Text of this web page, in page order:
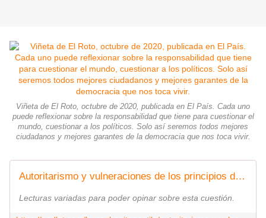
Viñeta de El Roto, octubre de 2020, publicada en El País. Cada uno
puede reflexionar sobre la responsabilidad que tiene para cuestionar el
mundo, cuestionar a los políticos. Solo así seremos todos mejores
ciudadanos y mejores garantes de la democracia que nos toca vivir.
Autoritarismo y vulneraciones de los principios democráticos en las naciones hispánicas
Lecturas variadas para poder opinar sobre esta cuestión.